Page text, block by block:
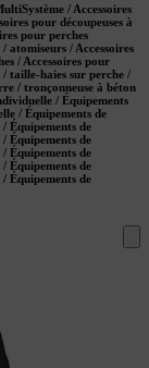
/ Accessoires
pour découpeuses à
pour perches
atomiseurs / Accessoires
/ Accessoires pour
taille-haies sur perche /
/ tronçonneuse à béton
/ Équipements
/ Équipements de
Équipements de
Équipements de
Équipements de
Équipements de
Équipements de